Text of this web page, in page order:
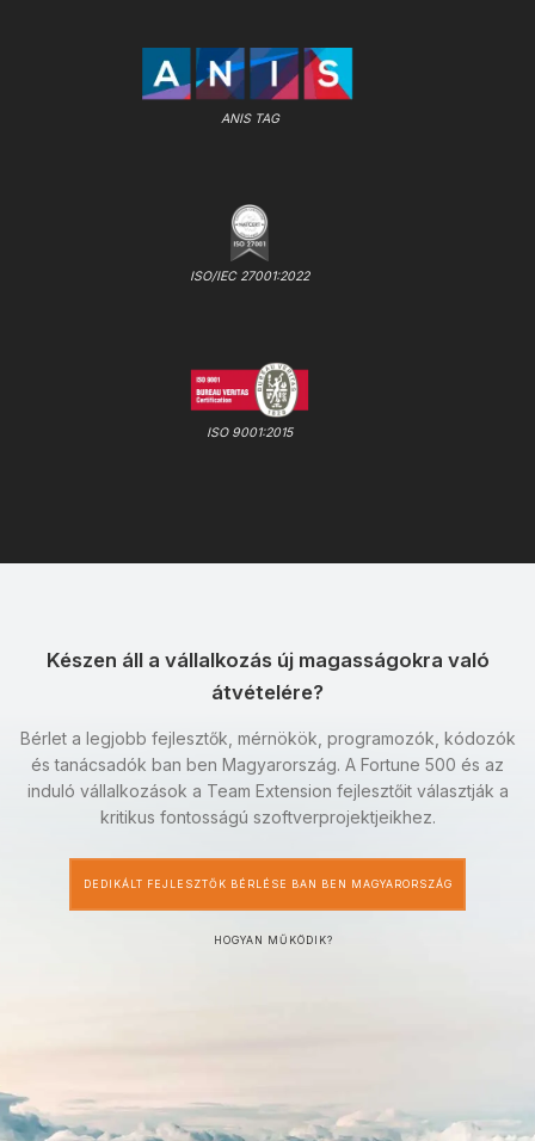
ANIS TAG
ISO/IEC 27001:2022
ISO 9001:2015
Készen áll a vállalkozás új magasságokra való
átvételére?
Bérlet a legjobb fejlesztők, mérnökök, programozók, kódozók
és tanácsadók ban ben Magyarország. A Fortune 500 és az
induló vállalkozások a Team Extension fejlesztőit választják a
kritikus fontosságú szoftverprojektjeikhez.
DEDIKÁLT FEJLESZTŐK BÉRLÉSE BAN BEN MAGYARORSZÁG
HOGYAN MŰKÖDIK?